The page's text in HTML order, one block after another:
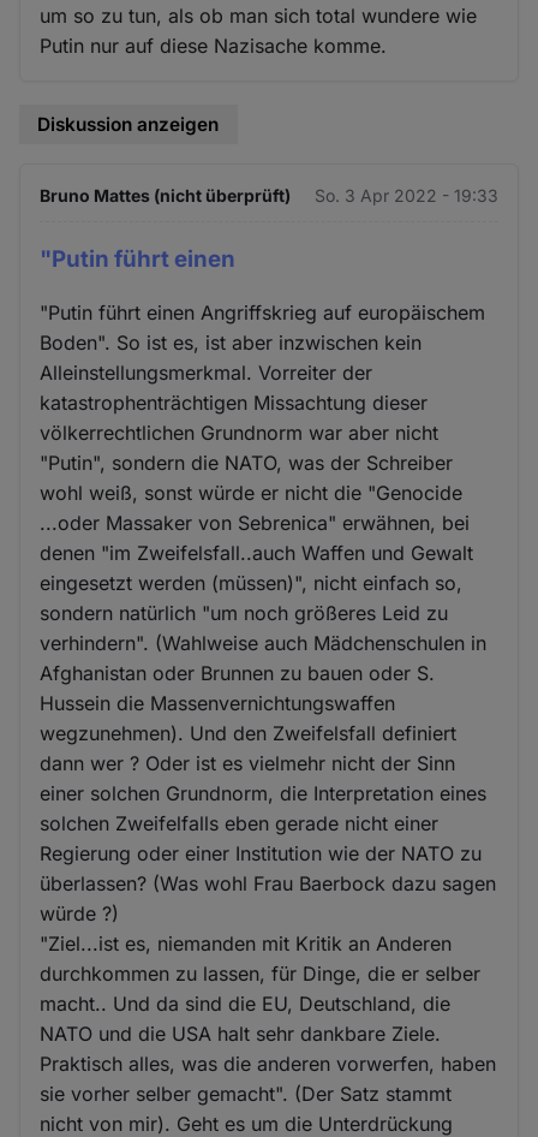
um so zu tun, als ob man sich total wundere wie
Putin nur auf diese Nazisache komme.
Diskussion anzeigen
Bruno Mattes (nicht überprüft) So. 3 Apr 2022 - 19:33
"Putin führt einen
"Putin führt einen Angriffskrieg auf europäischem
Boden". So ist es, ist aber inzwischen kein
Alleinstellungsmerkmal. Vorreiter der
katastrophenträchtigen Missachtung dieser
völkerrechtlichen Grundnorm war aber nicht
"Putin", sondern die NATO, was der Schreiber
wohl weiß, sonst würde er nicht die "Genocide
...oder Massaker von Sebrenica" erwähnen, bei
denen "im Zweifelsfall..auch Waffen und Gewalt
eingesetzt werden (müssen)", nicht einfach so,
sondern natürlich "um noch größeres Leid zu
verhindern". (Wahlweise auch Mädchenschulen in
Afghanistan oder Brunnen zu bauen oder S.
Hussein die Massenvernichtungswaffen
wegzunehmen). Und den Zweifelsfall definiert
dann wer ? Oder ist es vielmehr nicht der Sinn
einer solchen Grundnorm, die Interpretation eines
solchen Zweifelfalls eben gerade nicht einer
Regierung oder einer Institution wie der NATO zu
überlassen? (Was wohl Frau Baerbock dazu sagen
würde ?)
"Ziel...ist es, niemanden mit Kritik an Anderen
durchkommen zu lassen, für Dinge, die er selber
macht.. Und da sind die EU, Deutschland, die
NATO und die USA halt sehr dankbare Ziele.
Praktisch alles, was die anderen vorwerfen, haben
sie vorher selber gemacht". (Der Satz stammt
nicht von mir). Geht es um die Unterdrückung